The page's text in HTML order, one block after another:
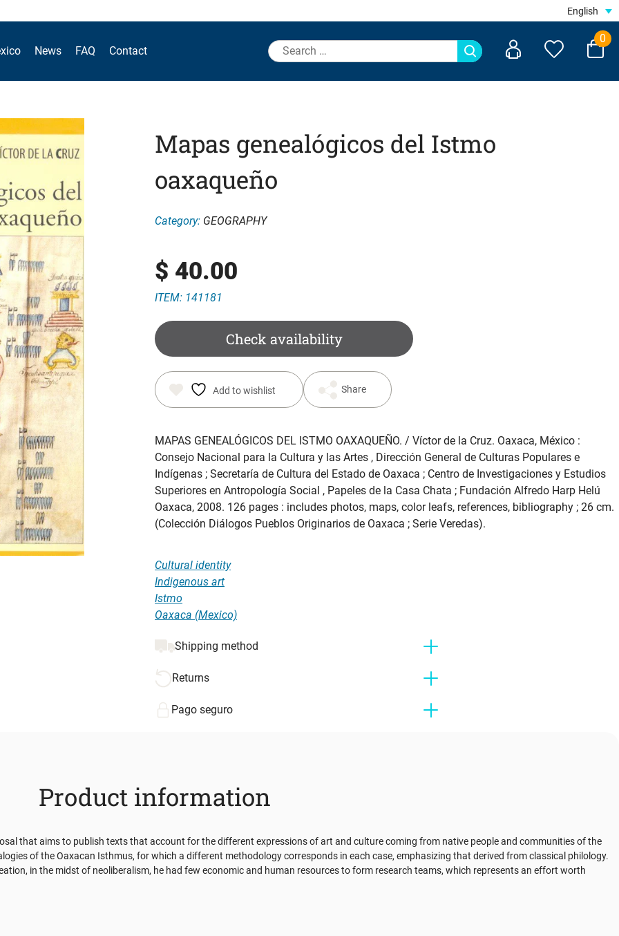
English
News FAQ Contact
Search
for:
0
Mapas genealógicos del Istmo
oaxaqueño
Category: GEOGRAPHY
$ 40.00
ITEM: 141181
Check availability
Add to wishlist Share
MAPAS GENEALÓGICOS DEL ISTMO OAXAQUEÑO. / Víctor de la Cruz. Oaxaca, México :
Consejo Nacional para la Cultura y las Artes , Dirección General de Culturas Populares e
Indígenas ; Secretaría de Cultura del Estado de Oaxaca ; Centro de Investigaciones y Estudios
Superiores en Antropología Social , Papeles de la Casa Chata ; Fundación Alfredo Harp Helú
Oaxaca, 2008. 126 pages : includes photos, maps, color leafs, references, bibliography ; 26 cm.
(Colección Diálogos Pueblos Originarios de Oaxaca ; Serie Veredas).
Cultural identity
Indigenous art
Istmo
Oaxaca (Mexico)
Shipping method
Returns
Pago seguro
Product information
that aims to publish texts that account for the different expressions of art and culture coming from native people and communities of the
of the Oaxacan Isthmus, for which a different methodology corresponds in each case, emphasizing that derived from classical philology.
in the midst of neoliberalism, he had few economic and human resources to form research teams, which represents an effort worth